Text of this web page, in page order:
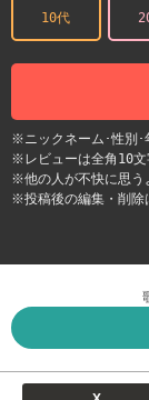
10代
※ニックネーム･性別･
※レビューは全角10文
※他の人が不快に思う
※投稿後の編集・削除